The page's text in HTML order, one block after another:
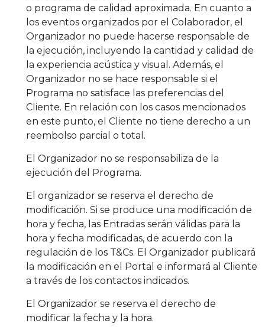
o programa de calidad aproximada. En cuanto a
los eventos organizados por el Colaborador, el
Organizador no puede hacerse responsable de
la ejecución, incluyendo la cantidad y calidad de
la experiencia acústica y visual. Además, el
Organizador no se hace responsable si el
Programa no satisface las preferencias del
Cliente. En relación con los casos mencionados
en este punto, el Cliente no tiene derecho a un
reembolso parcial o total.
El Organizador no se responsabiliza de la
ejecución del Programa.
El organizador se reserva el derecho de
modificación. Si se produce una modificación de
hora y fecha, las Entradas serán válidas para la
hora y fecha modificadas, de acuerdo con la
regulación de los T&Cs. El Organizador publicará
la modificación en el Portal e informará al Cliente
a través de los contactos indicados.
El Organizador se reserva el derecho de
modificar la fecha y la hora.